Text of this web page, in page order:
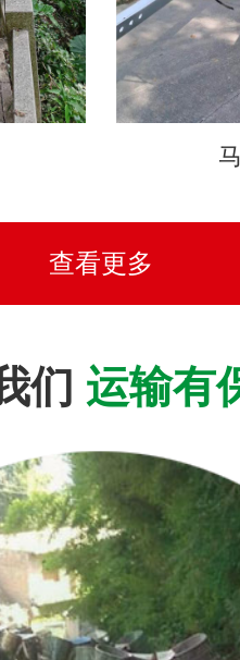
查看更多
们 运输有